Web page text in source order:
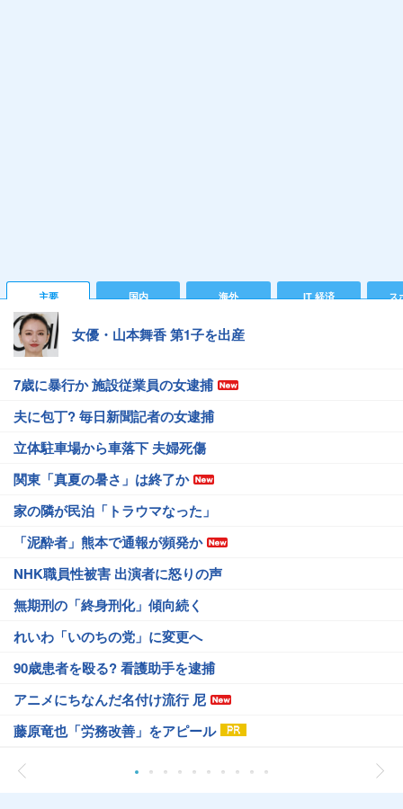
主要 国内 海外 IT 経済 ス
女優・山本舞香 第1子を出産
7歳に暴行か 施設従業員の女逮捕
夫に包丁? 毎日新聞記者の女逮捕
立体駐車場から車落下 夫婦死傷
関東「真夏の暑さ」は終了か
家の隣が民泊「トラウマなった」
「泥酔者」熊本で通報が頻発か
NHK職員性被害 出演者に怒りの声
無期刑の「終身刑化」傾向続く
れいわ「いのちの党」に変更へ
90歳患者を殴る? 看護助手を逮捕
アニメにちなんだ名付け流行 尼
藤原竜也「労務改善」をアピール